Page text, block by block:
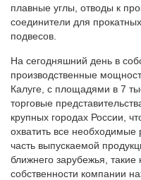
плавные углы, отводы к
соединители для
подвесов.
На сегодняшний день в
производственные
Калуге, с площадями в 7
торговые
крупных городах России,
охватить все
часть выпускаемой
ближнего зарубежья, такие
собственности компании